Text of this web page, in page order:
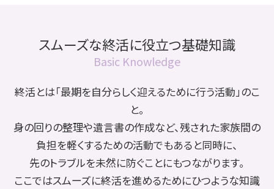
スムーズな終活に役立つ基礎知識
Basic Knowledge
終活とは「最期を自分らしく迎えるために行う活動」のこ
と。
身の回りの整理や遺言書の作成など、残された家族間の
負担を軽くするための活動でもあると同時に、
先のトラブルを未然に防ぐことにもつながります。
ここではスムーズに終活を進めるためにひつような知識